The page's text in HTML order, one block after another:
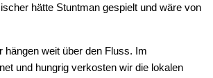
hätte Stuntman gespielt und wäre von
weit über den Fluss. Im
und hungrig verkosten wir die lokalen